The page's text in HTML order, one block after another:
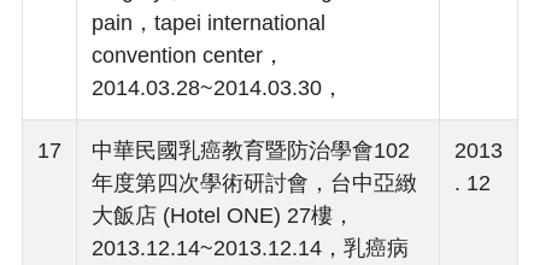
pain，tapei international
convention center，
2014.03.28~2014.03.30，
17
中華民國乳癌教育暨防治學會102
年度第四次學術研討會，台中亞緻
大飯店 (Hotel ONE) 27樓，
2013.12.14~2013.12.14，乳癌病
2013
. 12